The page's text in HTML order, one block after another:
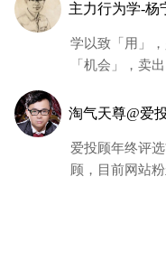
主力行为学-杨
学以致「用」
「机会」，卖
淘气天尊@爱
爱投顾年终评
顾，目前网站